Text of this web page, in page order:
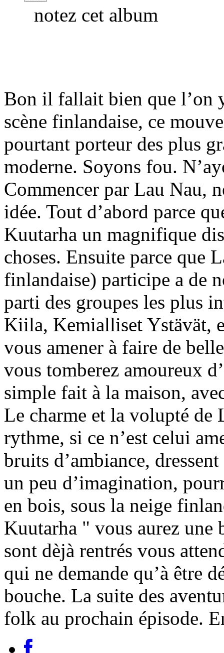
notez cet album
Bon il fallait bien que l’on
scène finlandaise, ce
pourtant porteur des plus
moderne. Soyons fou.
Commencer par Lau Nau,
idée. Tout d’abord parce
Kuutarha un magnifique
choses. Ensuite parce que
finlandaise) participe a de
parti des groupes les plus
Kiila, Kemialliset Ystävät,
vous amener à faire de
vous tomberez amoureux
simple fait à la maison,
Le charme et la volupté de
rythme, si ce n’est celui
bruits d’ambiance,
un peu d’imagination,
en bois, sous la neige
Kuutarha " vous aurez une
sont dèjà rentrés vous
qui ne demande qu’à être
bouche. La suite des
folk au prochain épisode.